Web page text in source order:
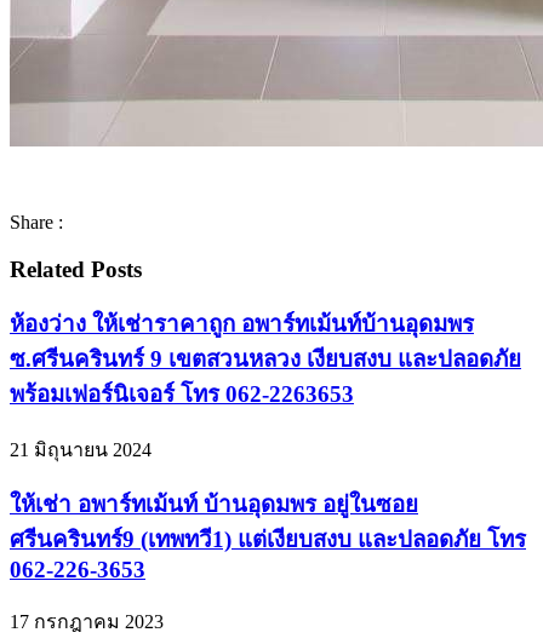
Share :
Related Posts
ห้องว่าง ให้เช่าราคาถูก อพาร์ทเม้นท์บ้านอุดมพร
ซ.ศรีนครินทร์ 9 เขตสวนหลวง เงียบสงบ และปลอดภัย
พร้อมเฟอร์นิเจอร์ โทร 062-2263653
21 มิถุนายน 2024
ให้เช่า อพาร์ทเม้นท์ บ้านอุดมพร อยู่ในซอย
ศรีนครินทร์9 (เทพทวี1) แต่เงียบสงบ และปลอดภัย โทร
062-226-3653
17 กรกฎาคม 2023